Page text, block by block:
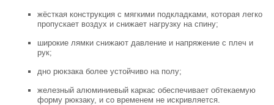
жёсткая конструкция с мягкими подкладками, которая легко
пропускает воздух и снижает нагрузку на спину;
широкие лямки снижают давление и напряжение с плеч и
рук;
дно рюкзака более устойчиво на полу;
железный алюминиевый каркас обеспечивает обтекаемую
форму рюкзаку, и со временем не искривляется.